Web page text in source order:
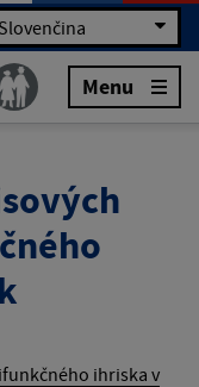
Slovenčina
Menu
ihriska v